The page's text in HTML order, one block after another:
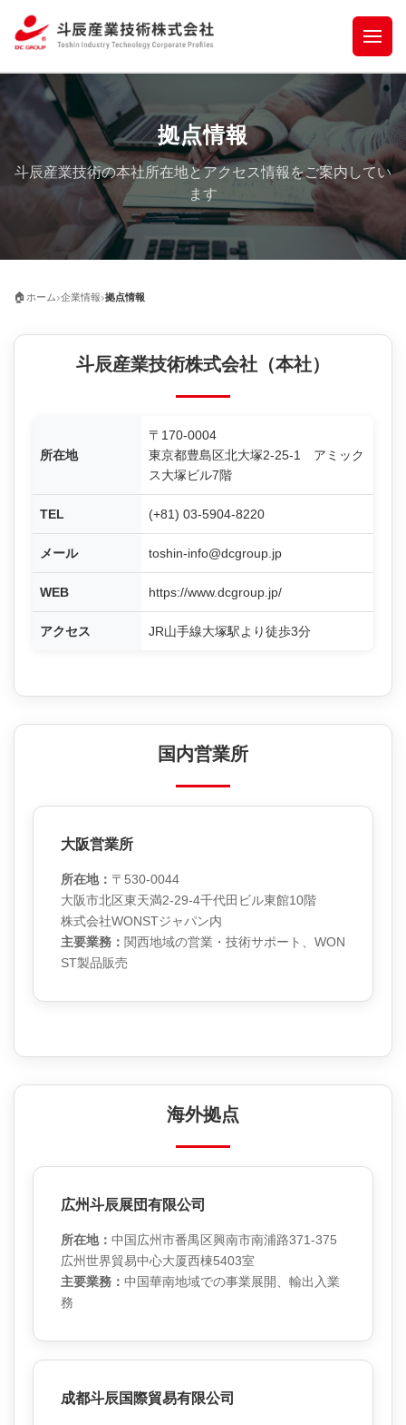
拠点情報
斗辰産業技術の本社所在地とアクセス情報をご案内してい
ます
🏠 ホーム›企業情報›拠点情報
斗辰産業技術株式会社（本社）
所在地
〒170-0004
東京都豊島区北大塚2-25-1 アミック
ス大塚ビル7階
TEL (+81) 03-5904-8220
メール toshin-info@dcgroup.jp
WEB https://www.dcgroup.jp/
アクセス JR山手線大塚駅より徒歩3分
国内営業所
大阪営業所
所在地： 〒530-0044
大阪市北区東天満2-29-4千代田ビル東館10階
株式会社WONSTジャパン内
主要業務： 関西地域の営業・技術サポート、WON
ST製品販売
海外拠点
広州斗辰展団有限公司
所在地： 中国広州市番禺区興南市南浦路371-375
広州世界貿易中心大厦西棟5403室
主要業務： 中国華南地域での事業展開、輸出入業
務
成都斗辰国際貿易有限公司